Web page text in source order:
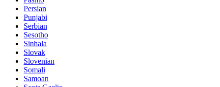
Persian
Punjabi
Serbian
Sesotho
Sinhala
Slovak
Slovenian
Somali
Samoan